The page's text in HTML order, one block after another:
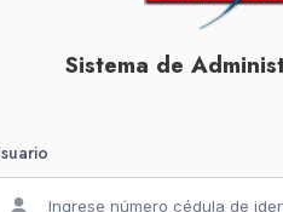
Sistema de